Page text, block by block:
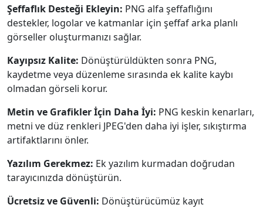
Şeffaflık Desteği Ekleyin: PNG alfa şeffaflığını
destekler, logolar ve katmanlar için şeffaf arka planlı
görseller oluşturmanızı sağlar.
Kayıpsız Kalite: Dönüştürüldükten sonra PNG,
kaydetme veya düzenleme sırasında ek kalite kaybı
olmadan görseli korur.
Metin ve Grafikler İçin Daha İyi: PNG keskin kenarları,
metni ve düz renkleri JPEG'den daha iyi işler, sıkıştırma
artifaktlarını önler.
Yazılım Gerekmez: Ek yazılım kurmadan doğrudan
tarayıcınızda dönüştürün.
Ücretsiz ve Güvenli: Dönüştürücümüz kayıt